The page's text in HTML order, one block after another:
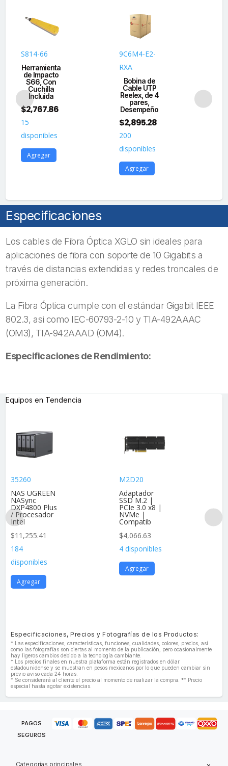
OFNR,
Aqua,
Metros
cantidad
S814-66
Herramienta
de Impacto
S66, Con
Cuchilla
Incluida
$2,767.86
15
disponibles
Agregar
9C6M4-E2-
RXA
Bobina de
Cable UTP
Reelex, de 4
pares,
Desempeño
$2,895.28
200
disponibles
Agregar
Especificaciones
Los cables de Fibra Óptica XGLO sin ideales para
aplicaciones de fibra con soporte de 10 Gigabits a
través de distancias extendidas y redes troncales de
próxima generación.
La Fibra Óptica cumple con el estándar Gigabit IEEE
802.3, asi como IEC-60793-2-10 y TIA-492AAAC
(OM3), TIA-942AAAD (OM4).
Especificaciones de Rendimiento:
Equipos en Tendencia
35260
NAS UGREEN
NASync
DXP4800 Plus
/ Procesador
Intel
$11,255.41
184
disponibles
Agregar
M2D20
Adaptador
SSD M.2 |
PCIe 3.0 x8 |
NVMe |
Compatib
$4,066.63
4 disponibles
Agregar
Especificaciones, Precios y Fotografías de los Productos:
* Las especificaciones, características, funciones, cualidades, colores, precios, así
como las fotografías son ciertas al momento de la publicación, pero ocasionalmente
hay ligeros cambios debido a la tecnología cambiante.
* Los precios finales en nuestra plataforma están registrados en dólar
estadounidense y se muestran en pesos mexicanos por lo que pueden cambiar sin
previo aviso cada 24 horas.
* Se considerará al cliente el precio al momento de realizar la compra. ** Precio
especial hasta agotar existencias.
PAGOS
SEGUROS
Categorías principales